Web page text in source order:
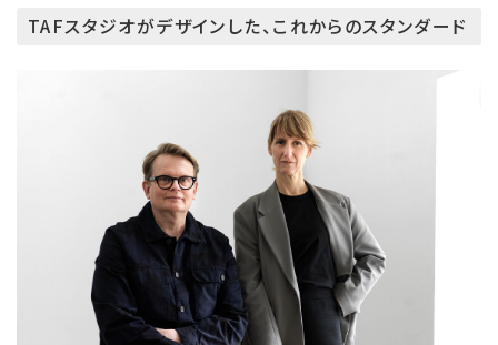
TAFスタジオがデザインした、これからのスタンダード